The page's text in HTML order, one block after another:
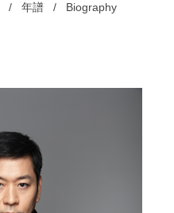
/年譜 / Biography